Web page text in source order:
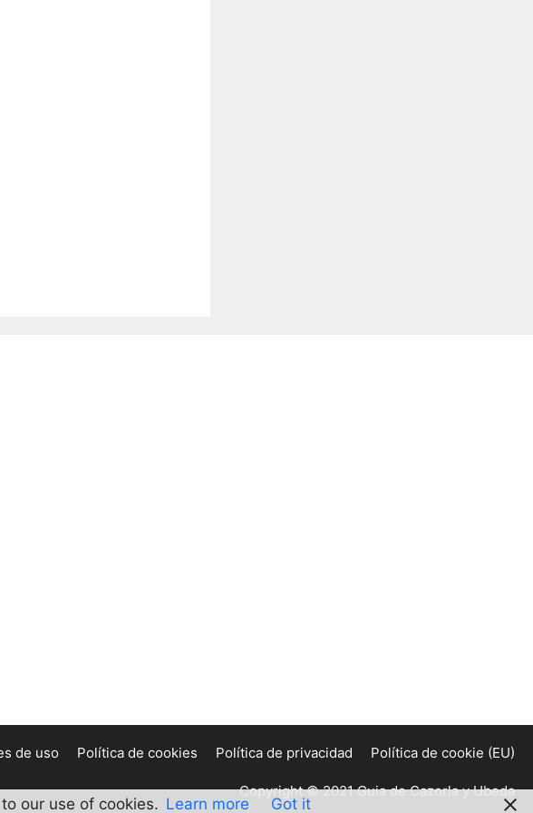
de uso Política de cookies Política de privacidad Política de cookie (EU)
Copyright © 2021 Guia de Cazorla y Ubeda
our use of cookies. Learn more Got it